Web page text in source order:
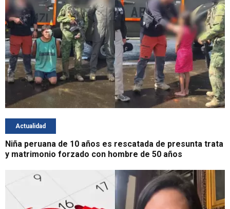
Actualidad
Niña peruana de 10 años es rescatada de presunta trata
y matrimonio forzado con hombre de 50 años